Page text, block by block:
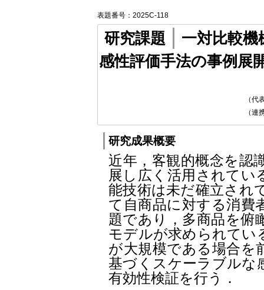
表題番号：2025C-118
研究課題
一対比較
感性評価手法の事例展
（代
（連
研究成果概要
近年，客観的概念を認
展し広く活用されてい
能技術は未だ確立され
て自商品に対する消費
題であり，多商品を俯
モデルが求められてい
が大規模である場合を
基づくスケーラブルな
有効性検証を行う．